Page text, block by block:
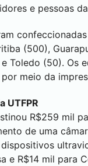
e pessoas
(500),
Toledo (50). Os
meio da
UTFPR
R$259 mil
de uma
e R$14 mil para